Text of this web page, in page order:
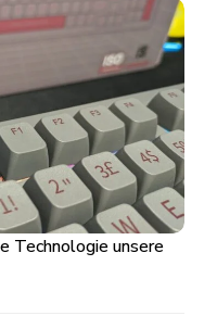
Technologie unsere